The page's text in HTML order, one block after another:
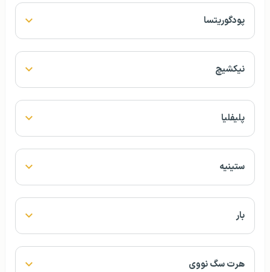
پودگوریتسا
نیکشیچ
پلیفلیا
ستینیه
بار
هرت سگ نووی